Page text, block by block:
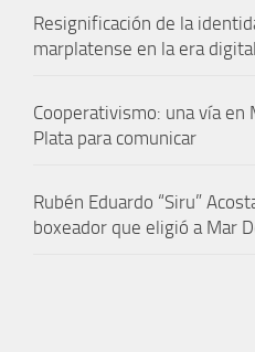
Resignificación de la
marplatense en la era digital
Cooperativismo: una vía en
Plata para comunicar
Rubén Eduardo “Siru”
boxeador que eligió a Mar